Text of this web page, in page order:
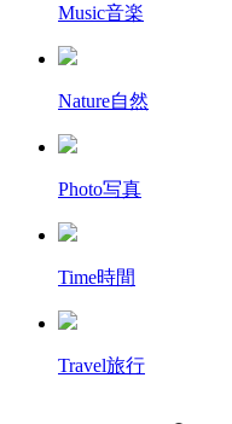
Music音楽
Nature自然
Photo写真
Time時間
Travel旅行